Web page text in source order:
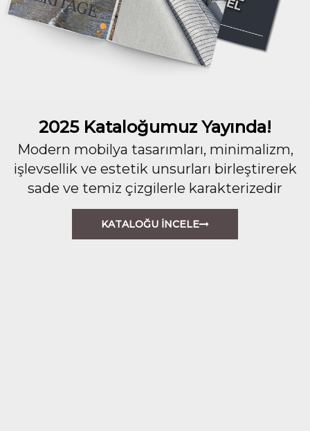
2025 Kataloğumuz Yayında!
Modern mobilya tasarımları, minimalizm,
işlevsellik ve estetik unsurları birleştirerek
sade ve temiz çizgilerle karakterizedir
KATALOĞU İNCELE